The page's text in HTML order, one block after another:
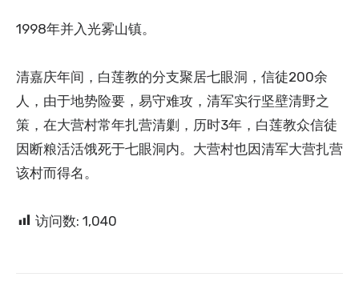
1998年并入光雾山镇。
清嘉庆年间，白莲教的分支聚居七眼洞，信徒200余
人，由于地势险要，易守难攻，清军实行坚壁清野之
策，在大营村常年扎营清剿，历时3年，白莲教众信徒
因断粮活活饿死于七眼洞内。大营村也因清军大营扎营
该村而得名。
访问数: 1,040